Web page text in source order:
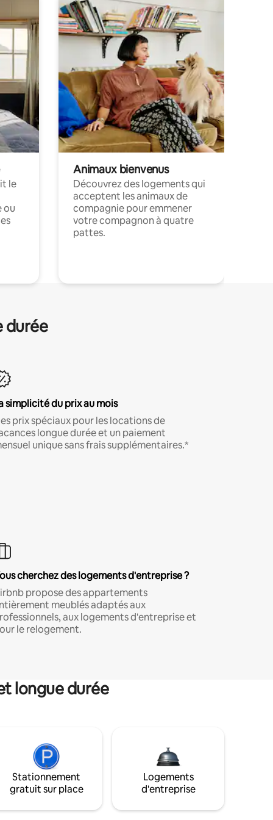
le
ou
Animaux bienvenus
Découvrez des logements qui
acceptent les animaux de
compagnie pour emmener
votre compagnon à quatre
pattes.
durée
simplicité du prix au mois
prix spéciaux pour les locations de
longue durée et un paiement
unique sans frais supplémentaires.*
cherchez des logements d'entreprise ?
propose des appartements
meublés adaptés aux
aux logements d'entreprise et
le relogement.
longue durée
Stationnement
gratuit sur place
Logements
d'entreprise